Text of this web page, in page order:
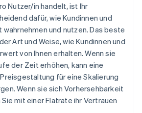
Nutzer/in handelt, ist Ihr
dafür, wie Kundinnen und
wahrnehmen und nutzen. Das beste
Art und Weise, wie Kundinnen und
von Ihnen erhalten. Wenn sie
der Zeit erhöhen, kann eine
für eine Skalierung
Wenn sie sich Vorhersehbarkeit
mit einer Flatrate ihr Vertrauen